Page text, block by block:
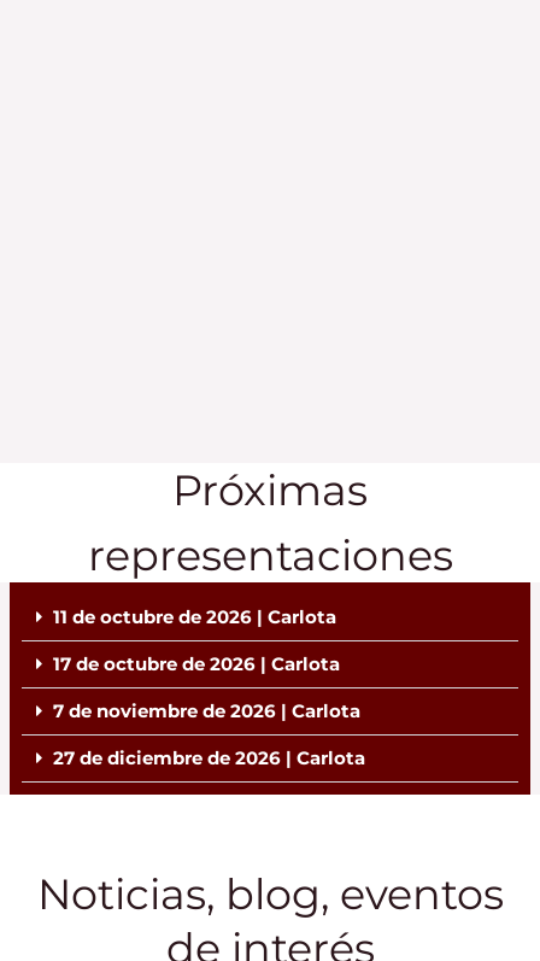
Próximas
representaciones
11 de octubre de 2026 | Carlota
17 de octubre de 2026 | Carlota
7 de noviembre de 2026 | Carlota
27 de diciembre de 2026 | Carlota
Noticias, blog, eventos
de interés